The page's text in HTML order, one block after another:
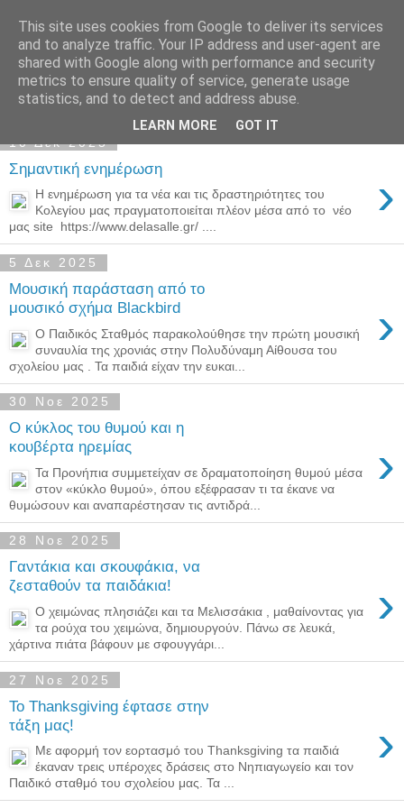
Παιδικός Σταθμός-
Νηπιαγωγείο "ΔΕΛΑΣΑΛ"
10 Δεκ 2025
Σημαντική ενημέρωση ›
Η ενημέρωση για τα νέα και τις δραστηριότητες του
Κολεγίου μας πραγματοποιείται πλέον μέσα από το νέο
μας site https://www.delasalle.gr/ ....
5 Δεκ 2025
Μουσική παράσταση από το
μουσικό σχήμα Blackbird
›
Ο Παιδικός Σταθμός παρακολούθησε την πρώτη μουσική
συναυλία της χρονιάς στην Πολυδύναμη Αίθουσα του
σχολείου μας . Τα παιδιά είχαν την ευκαι...
30 Νοε 2025
Ο κύκλος του θυμού και η
κουβέρτα ηρεμίας
›
Τα Προνήπια συμμετείχαν σε δραματοποίηση θυμού μέσα
στον «κύκλο θυμού», όπου εξέφρασαν τι τα έκανε να
θυμώσουν και αναπαρέστησαν τις αντιδρά...
28 Νοε 2025
Γαντάκια και σκουφάκια, να
ζεσταθούν τα παιδάκια!
›
Ο χειμώνας πλησιάζει και τα Μελισσάκια , μαθαίνοντας για
τα ρούχα του χειμώνα, δημιουργούν. Πάνω σε λευκά,
χάρτινα πιάτα βάφουν με σφουγγάρι...
27 Νοε 2025
Το Thanksgiving έφτασε στην
τάξη μας!
›
Με αφορμή τον εορτασμό του Thanksgiving τα παιδιά
έκαναν τρεις υπέροχες δράσεις στο Νηπιαγωγείο και τον
Παιδικό σταθμό του σχολείου μας. Τα ...
This site uses cookies from Google to deliver its services
and to analyze traffic. Your IP address and user-agent are
shared with Google along with performance and security
metrics to ensure quality of service, generate usage
statistics, and to detect and address abuse.
LEARN MORE GOT IT